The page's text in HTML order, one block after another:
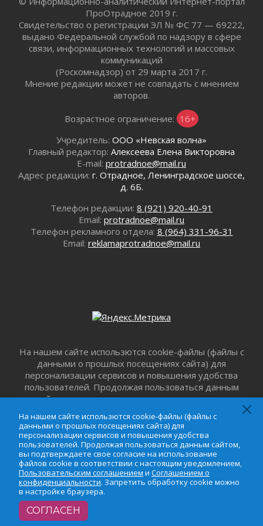
30 июля 2026
Комфортное лето: в Ленобласти 30 июля
ожидается теплая и сухая погода
30 июля 2026
Ладожский мост на трассе «Кола» полностью
закроют для движения в ночь на 31 июля
30 июля 2026
Волейболисты из Всеволожского района
представят Ленинградскую область на
всероссийском финале в Москве
30 июля 2026
«Кубок Защитников Отечества» для
ветеранов СВО стартовал в Выборге
30 июля 2026
Тосненском районе
Редкие птенцы козодоя вылупились во
Всеволожском районе Ленобласти
29 июля 2026
Ленобласть вошла в двадцатку лидеров по
освещению нацпроектов в СМИ
29 июля 2026
Легкоатлеты Ленинградской области вошли в
пятерку сильнейших на Первенстве России
29 июля 2026
Сотрудница почты в Кингисеппе
инсценировала пожар после кражи почти
полумиллиона рублей
29 июля 2026
С помощью камер в Ленобласти выписали
штрафов на 17 миллионов рублей за сброс
ПроОтрадное 2019 г.
Свидетельство о регистрации ЭЛ № ФС 77 — 69222,
выдано Федеральной службой по надзору в сфере
связи, информационных технологий и массовых
коммуникаций
(Роскомнадзор) от 29 марта 2017 г.
Мнение редакции может не совпадать с мнением
авторов.
Возрастное ограничение: 16+
Учредитель: ООО «Невская волна»
Главный редактор: Алексеева Елена Викторовна
E-mail: protradnoe@mail.ru
Адрес редакции: г. Отрадное, Ленинградское шоссе,
д. 6Б.
Телефон редакции: 8 (921) 920-40-91
Email: protradnoe@mail.ru
Телефон рекламного отдела: 8 (964) 331-96-31
Email: reklamaprotradnoe@mail.ru
На нашем сайте использются cookie-файлы (файлы с
данными о прошлых посещениях сайта) для
персонализации сервисов и повышения удобства
пользователей. Продолжая пользоваться данным
сайтом, вы подтверждаете свое согласие на
настоящим уведомлением,Пользовательским
соглашениемиСоглашением о
конфиденциальности. Запретить обработку cookie
можно в настройке браузера.
На нашем сайте использются cookie-файлы (файлы с
данными о прошлых посещениях сайта) для
персонализации сервисов и повышения удобства
пользователей. Продолжая пользоваться данным сайтом,
вы подтверждаете свое согласие на использование
файлов cookie в соответствии с настоящим уведомлением,
Пользовательским соглашением и Соглашением о
конфиденциальности. Запретить обработку cookie можно
в настройке браузера.
СОГЛАСЕН